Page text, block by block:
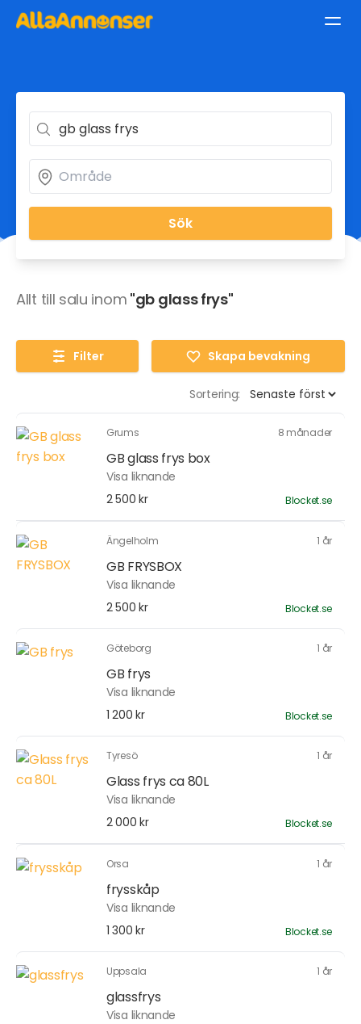
Sök
Allt till salu inom "gb glass frys"
Filter Skapa bevakning
Sortering:
Grums 8 månader
GB glass frys box
Visa liknande
2 500 kr
Blocket.se
Ängelholm 1 år
GB FRYSBOX
Visa liknande
2 500 kr
Blocket.se
Göteborg 1 år
GB frys
Visa liknande
1 200 kr
Blocket.se
Tyresö 1 år
Glass frys ca 80L
Visa liknande
2 000 kr
Blocket.se
Orsa 1 år
frysskåp
Visa liknande
1 300 kr
Blocket.se
Uppsala 1 år
glassfrys
Visa liknande